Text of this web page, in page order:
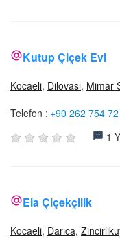
Kutup Çiçek Evi
Kocaeli, Dilovası, Mimar
Telefon : +90 262 754
1
Ela Çiçekçilik
Kocaeli, Darıca,